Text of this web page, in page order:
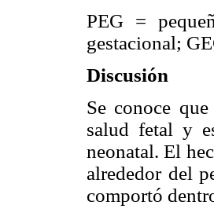
PEG =
gestacional;
Discusión
Se conoce
salud fetal y
neonatal. El
alrededor del
comportó